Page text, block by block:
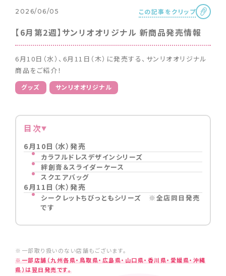
2026/06/05 この記事をクリップ
【6月第2週】サンリオオリジナル 新商品発売情報
6月10日（水）、6月11日（木）に発売する、サンリオオリジナル
商品をご紹介！
グッズ サンリオオリジナル
目次
6月10日（水）発売
カラフルドレスデザインシリーズ
絆創膏＆スライダーケース
スクエアバッグ
6月11日（木）発売
シークレットちびっともシリーズ ※全店同日発売
です
※一部取り扱いのない店舗もございます。
※一部店舗（九州各県・鳥取県・広島県・山口県・香川県・愛媛県・沖縄
県）は翌日発売です。